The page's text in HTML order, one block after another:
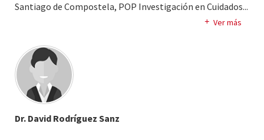
Santiago de Compostela, POP Investigación en Cuidados...
Doctor Cum Laude y Premio Extraordinario por la
de Asesor en la Subdirección de Cuidados del Servicio
Cántabro de Salud. Máster Atención Sanitaria, Gestión y
Cuidados, especialidad Gestión y con más de 10 años de
experiencia en Urgencias y Cuidados Críticos; y en docencia
-grado y master-. Miembro del Grupo de Enfermería del
Instituto de Investigación Sanitaria de Valdecilla (IDIVAL-
Ver más
Dr. David Rodríguez Sanz